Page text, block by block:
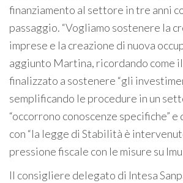
finanziamento al settore in tre anni
passaggio. “Vogliamo sostenere la
imprese e la creazione di nuova
aggiunto Martina, ricordando come
finalizzato a sostenere “gli
semplificando le procedure in un
“occorrono conoscenze specifiche”
con “la legge di Stabilità è
pressione fiscale con le misure su Imu
Il consigliere delegato di Intesa